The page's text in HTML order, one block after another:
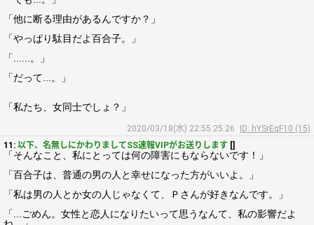
「他に断る理由があるんですか？」
「やっぱり駄目だよ百合子。」
「......。」
「だって...。」
「私たち、女同士でしょ？」
2020/03/18(水) 22:55:25.26
ID: hYSrEqF10 (15)
11: 以下、名無しにかわりましてSS速報VIPがお送りします []
「そんなこと、私にとっては何の障害にもならないです！」
「百合子は、普通の男の人と幸せになった方がいいよ。」
「私は男の人とか女の人じゃなくて、Ｐさんが好きなんです。」
「...ごめん。女性と恋人になりたいって思うなんて、私の影響だよ